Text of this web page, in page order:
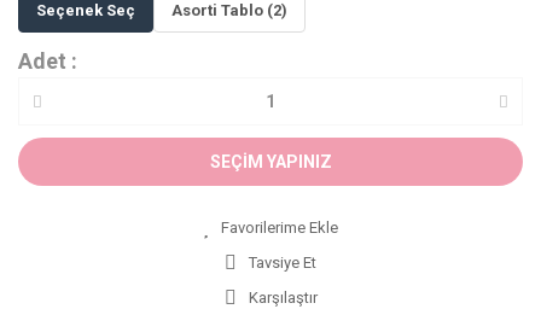
Seçenek Seç Asorti Tablo (2)
Adet :
SEÇİM YAPINIZ
Tavsiye Et
Karşılaştır